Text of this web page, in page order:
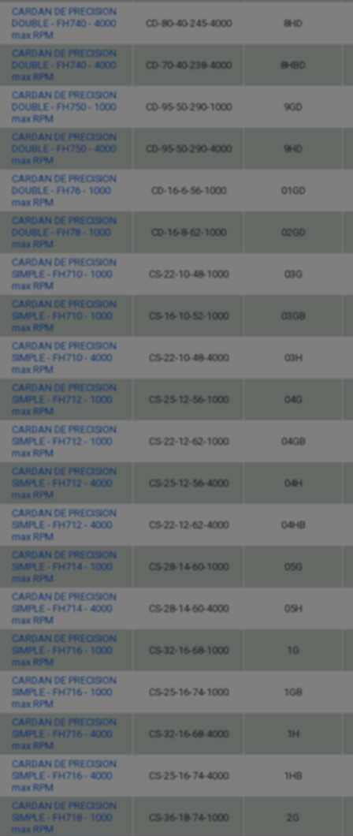
CARDAN DE PRECISION
DOUBLE - FH740 - 4000
max RPM
CD-80-40-245-4000 8HD
CARDAN DE PRECISION
DOUBLE - FH740 - 4000
max RPM
CD-70-40-238-4000 8HBD
CARDAN DE PRECISION
DOUBLE - FH750 - 1000
max RPM
CD-95-50-290-1000 9GD
CARDAN DE PRECISION
DOUBLE - FH750 - 4000
max RPM
CD-95-50-290-4000 9HD
CARDAN DE PRECISION
DOUBLE - FH76 - 1000
max RPM
CD-16-6-56-1000 01GD
CARDAN DE PRECISION
DOUBLE - FH78 - 1000
max RPM
CD-16-8-62-1000 02GD
CARDAN DE PRECISION
SIMPLE - FH710 - 1000
max RPM
CS-22-10-48-1000 03G
CARDAN DE PRECISION
SIMPLE - FH710 - 1000
max RPM
CS-16-10-52-1000 03GB
CARDAN DE PRECISION
SIMPLE - FH710 - 4000
max RPM
CS-22-10-48-4000 03H
CARDAN DE PRECISION
SIMPLE - FH712 - 1000
max RPM
CS-25-12-56-1000 04G
CARDAN DE PRECISION
SIMPLE - FH712 - 1000
max RPM
CS-22-12-62-1000 04GB
CARDAN DE PRECISION
SIMPLE - FH712 - 4000
max RPM
CS-25-12-56-4000 04H
CARDAN DE PRECISION
SIMPLE - FH712 - 4000
max RPM
CS-22-12-62-4000 04HB
CARDAN DE PRECISION
SIMPLE - FH714 - 1000
max RPM
CS-28-14-60-1000 05G
CARDAN DE PRECISION
SIMPLE - FH714 - 4000
max RPM
CS-28-14-60-4000 05H
CARDAN DE PRECISION
SIMPLE - FH716 - 1000
max RPM
CS-32-16-68-1000 1G
CARDAN DE PRECISION
SIMPLE - FH716 - 1000
max RPM
CS-25-16-74-1000 1GB
CARDAN DE PRECISION
SIMPLE - FH716 - 4000
max RPM
CS-32-16-68-4000 1H
CARDAN DE PRECISION
SIMPLE - FH716 - 4000
max RPM
CS-25-16-74-4000 1HB
CARDAN DE PRECISION
SIMPLE - FH718 - 1000
max RPM
CS-36-18-74-1000 2G